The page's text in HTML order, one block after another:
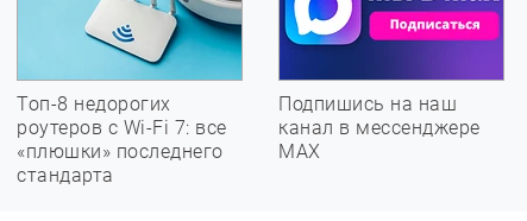
Топ-8 недорогих
роутеров с Wi-Fi 7: все
«плюшки» последнего
стандарта
Подпишись на наш
канал в мессенджере
МАХ